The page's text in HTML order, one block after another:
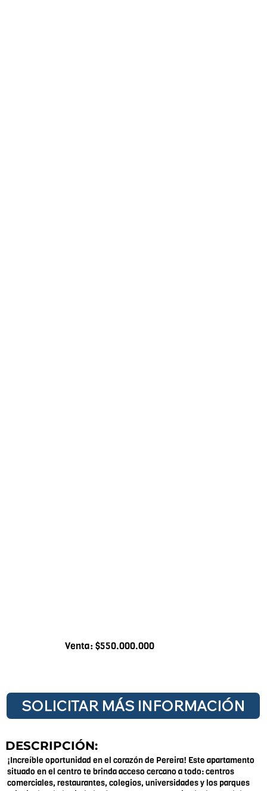
Venta: $550.000.000
SOLICITAR MÁS INFORMACIÓN
DESCRIPCIÓN:
¡Increíble oportunidad en el corazón de Pereira! Este apartamento
situado en el centro te brinda acceso cercano a todo: centros
comerciales, restaurantes, colegios, universidades y los parques